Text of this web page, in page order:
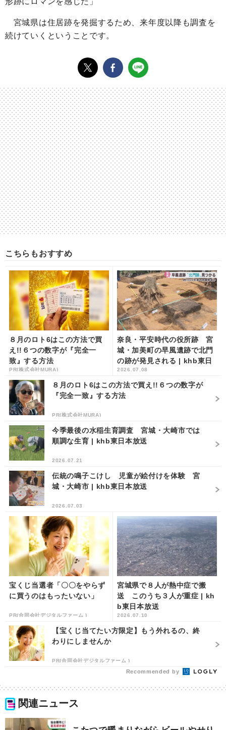
宮城県は住居跡を発掘するため、来年度以降も調査を
続けていくということです。
こちらもおすすめ
８月のロト6はこの方法で買
え!!６つの数字が『完全一
致』する方法
PR(株式会社MURA)
奈良・平安時代の役所跡 宮
城・加美町の早風遺跡で北門
の跡が発見される | khb東日
本放送
2026.07.08
８月のロト6はこの方法で買え!!６つの数字が
『完全一致』する方法
PR(株式会社MURA)
今季最後の水稲生育調査 宮城・大崎市では
順調な生育 | khb東日本放送
2026.07.21
伝統の鳴子こけし 児童が絵付けを体験 宮
城・大崎市 | khb東日本放送
2026.07.03
宝くじ当選者「〇〇をやらず
に買うのはもったいない」
PR(合同会社デジタルファーム )
宮城県で８人が熱中症で搬
送 このうち３人が重症 | kh
b東日本放送
2026.07.10
【宝くじ当てたい方限定】もう外れるの、終
わりにしませんか
PR(合同会社デジタルファーム )
Recommended by
関連ニュース